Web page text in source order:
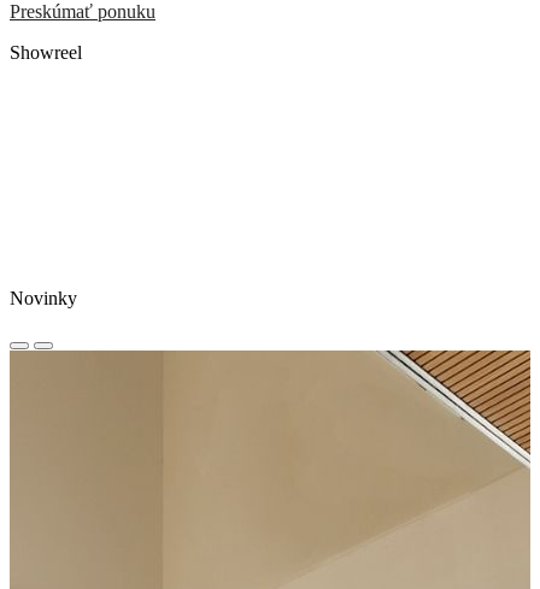
Preskúmať ponuku
Showreel
Novinky